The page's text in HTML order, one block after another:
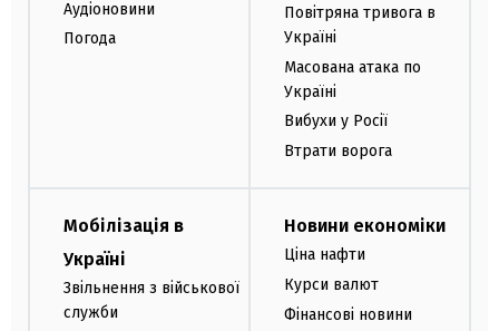
Аудіоновини
Погода
Повітряна тривога в
Україні
Масована атака по
Україні
Вибухи у Росії
Втрати ворога
Мобілізація в
Україні
Звільнення з військової
служби
Новини економіки
Ціна нафти
Курси валют
Фінансові новини